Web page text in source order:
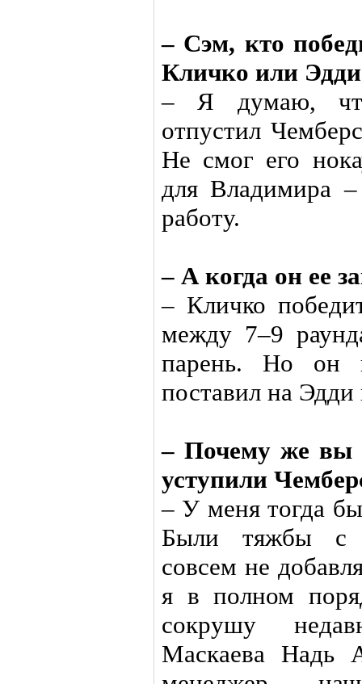
– Сэм, кто
Кличко или
– Я думаю,
отпустил
Не смог его
для Владимира
работу.
– А когда он ее
– Кличко
между 7–9
парень. Но он
поставил на Эдди
– Почему же вы
уступили
– У меня тогда
Были тяжбы с
совсем не
я в полном
сокрушу
Маскаева Надь